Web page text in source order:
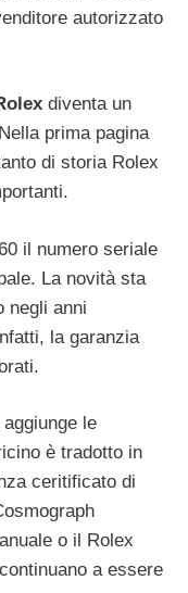
autorizzato
diventa un
prima pagina
di storia Rolex
il numero seriale
La novità sta
negli anni
la garanzia
le
è tradotto in
ceritificato di
o il Rolex
a essere